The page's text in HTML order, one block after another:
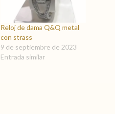
Reloj de dama Q&Q metal
con strass
9 de septiembre de 2023
Entrada similar